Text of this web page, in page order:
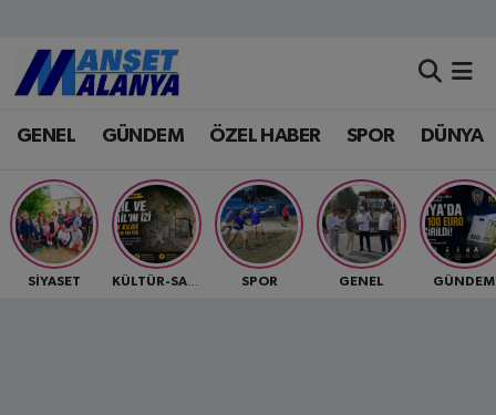
GENEL GÜNDEM ÖZEL HABER SPOR DÜNYA
SİYASET KÜLTÜR-SANAT SPOR GENEL GÜNDEM
Antalya Nöbetçi Eczaneler
Antalya Hava Durumu
Antalya Namaz Vakitleri
Antalya Trafik Yoğunluk Haritası